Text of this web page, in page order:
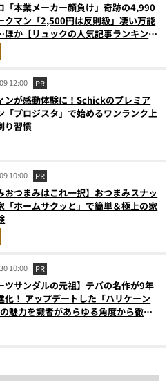
「本業メーカー顔負け」奇跡の4,990
クマン「2,500円は反則級」凄い万能
か【リュックの人気記事ランキング
（2026年6月版）
12:00 PR
ンが感動体験に！Schickのプレミア
「プロジスタ」で始めるワンランク上
り習慣
10:00 PR
おつまみはこれ一択】おつまみスナッ
「ホームサクッと」で簡単＆極上の家
10:00 PR
ツサンダルの元祖】テバの名作が9年
化！ アップデートした「ハリケーン
魅力を識者があらゆる角度から徹底